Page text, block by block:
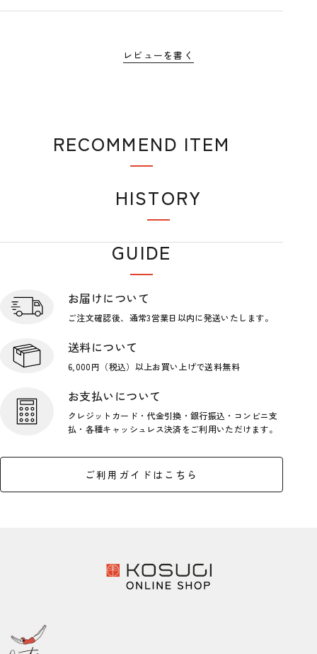
レビューを書く
RECOMMEND ITEM
HISTORY
GUIDE
お届けについて
ご注文確認後、通常3営業日以内に発送いたします。
送料について
6,000円（税込）以上お買い上げで送料無料
お支払いについて
クレジットカード・代金引換・銀行振込・コンビニ支
払・各種キャッシュレス決済をご利用いただけます。
ご利用ガイドはこちら